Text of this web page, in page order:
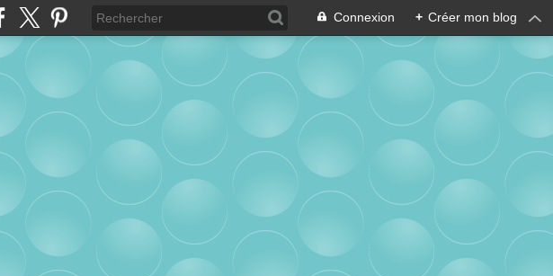
Connexion + Créer mon blog